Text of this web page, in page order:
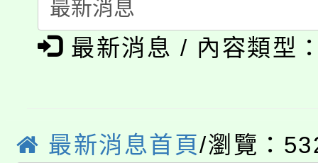
程
「本色祭」8/29、30在
局官網。
8月14至27日，桃園電
最新消息 / 內容類型
最新消息首頁/瀏覽：